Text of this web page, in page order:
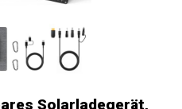
Solarladegerät,